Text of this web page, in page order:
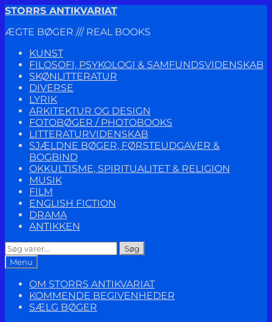
Spring
navigation
Spring
indhold
STORRS ANTIKVARIAT
ÆGTE BØGER /// REAL BOOKS
KUNST
FILOSOFI, PSYKOLOGI & SAMFUNDSVIDENSKAB
SKØNLITTERATUR
DIVERSE
LYRIK
ARKITEKTUR OG DESIGN
FOTOBØGER / PHOTOBOOKS
LITTERATURVIDENSKAB
SJÆLDNE BØGER, FØRSTEUDGAVER &
BOGBIND
OKKULTISME, SPIRITUALITET & RELIGION
MUSIK
FILM
ENGLISH FICTION
DRAMA
ANTIKKEN
Søg
efter:
Søg
Menu
OM STORRS ANTIKVARIAT
KOMMENDE BEGIVENHEDER
SÆLG BØGER